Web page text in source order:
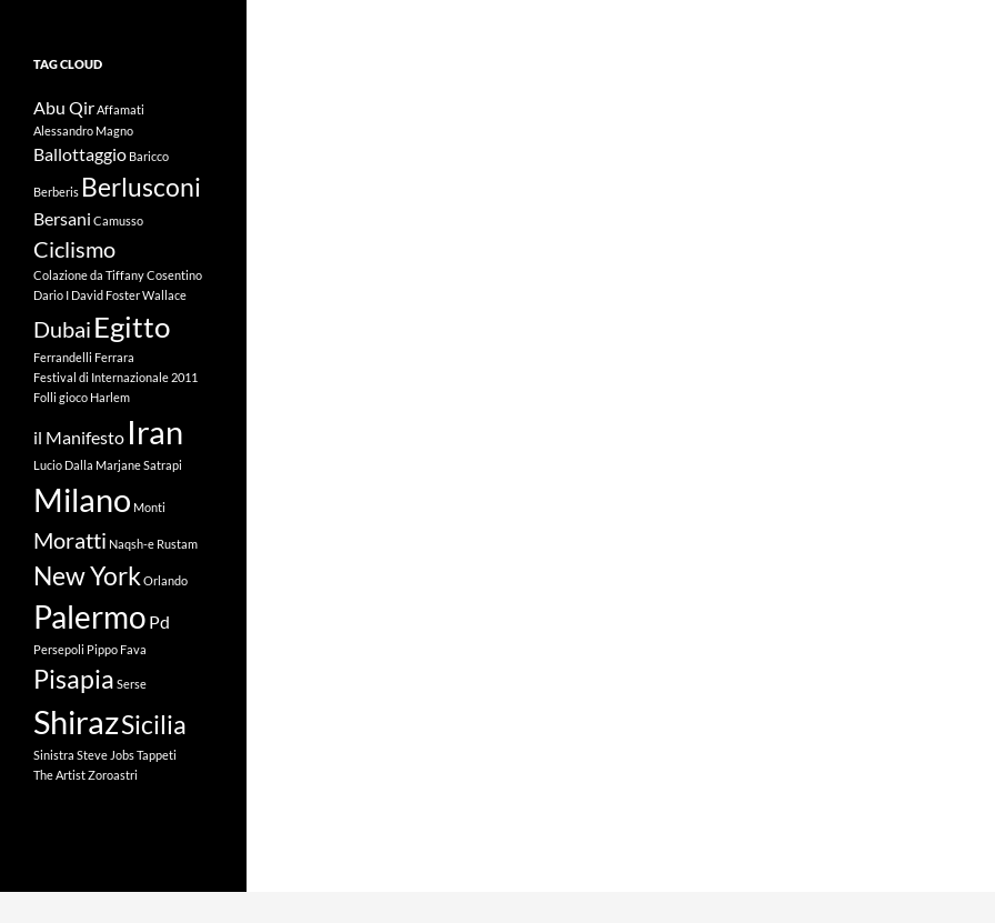
TAG CLOUD
Abu QirAffamati
Alessandro Magno
Ballottaggio Baricco
Berberis Berlusconi
Bersani Camusso
Ciclismo
Colazione da TiffanyCosentino
Dario I David Foster Wallace
Dubai Egitto
Ferrandelli Ferrara
Festival di Internazionale 2011
Folli gioco Harlem
il Manifesto Iran
Lucio Dalla Marjane Satrapi
Milano Monti
Moratti Naqsh-e Rustam
New York Orlando
Palermo Pd
Persepoli Pippo Fava
Pisapia Serse
ShirazSicilia
Sinistra Steve JobsTappeti
The ArtistZoroastri